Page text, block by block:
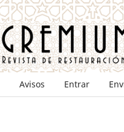
Avisos Entrar